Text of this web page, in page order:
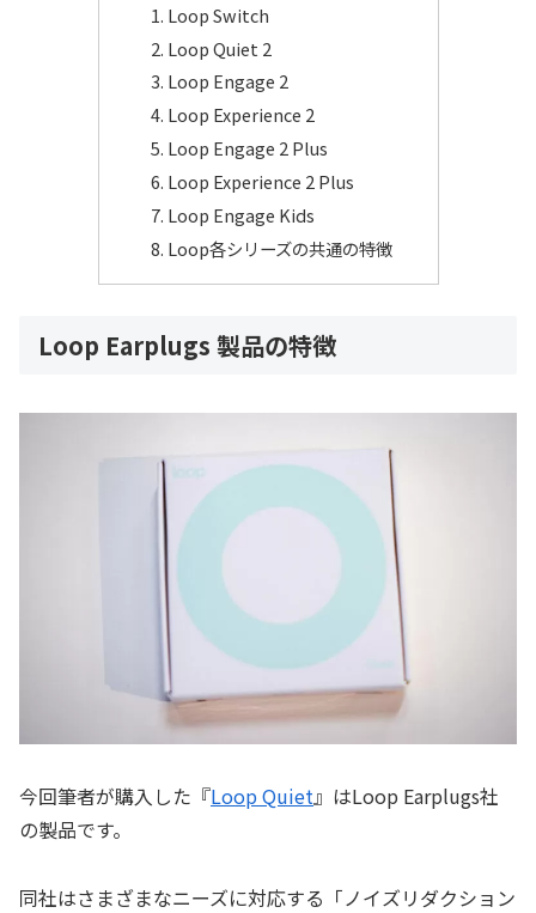
Loop Switch
Loop Quiet 2
Loop Engage 2
Loop Experience 2
Loop Engage 2 Plus
Loop Experience 2 Plus
Loop Engage Kids
Loop各シリーズの共通の特徴
Loop Earplugs 製品の特徴
今回筆者が購入した『Loop Quiet』はLoop Earplugs社
の製品です。
同社はさまざまなニーズに対応する「ノイズリダクション